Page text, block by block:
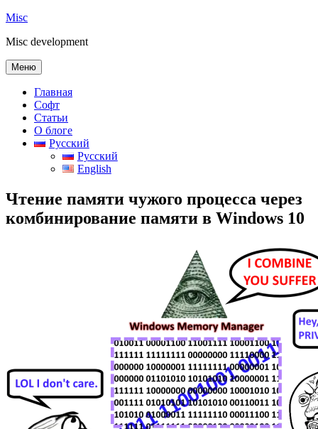
Перейти
содержимому
Misc
Misc development
Меню
Главная
Софт
Статьи
О блоге
Русский
Русский
English
Чтение памяти чужого процесса через
комбинирование памяти в Windows 10